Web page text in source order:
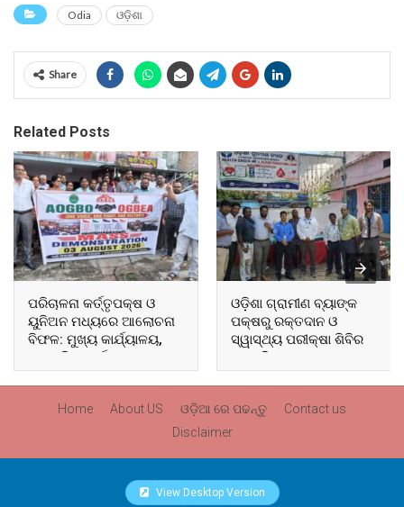
Odia ଓଡ଼ିଶା
Share
Related Posts
ପରିଚାଳନା କର୍ତ୍ତୃପକ୍ଷ ଓ
ୟୁନିଅନ ମଧ୍ୟରେ ଆଲୋଚନା
ବିଫଳ: ମୁଖ୍ୟ କାର୍ଯ୍ୟାଳୟ,
ଆଞ୍ଚଳିକ କାର୍ଯ୍ୟାଳୟ ଓ
ସମସ୍ତ ବ୍ଲକ ମୁଖ୍ୟାଳୟରେ
ଓଡ଼ିଶା ଗ୍ରାମୀଣ ବ୍ୟାଙ୍କ
ପକ୍ଷରୁ ରକ୍ତଦାନ ଓ
ସ୍ୱାସ୍ଥ୍ୟ ପରୀକ୍ଷା ଶିବିର
ଅନୁଷ୍ଠିତ
Home About US ଓଡ଼ିଆ ରେ ପଢନ୍ତୁ
Contact us
Disclaimer
View Desktop Version